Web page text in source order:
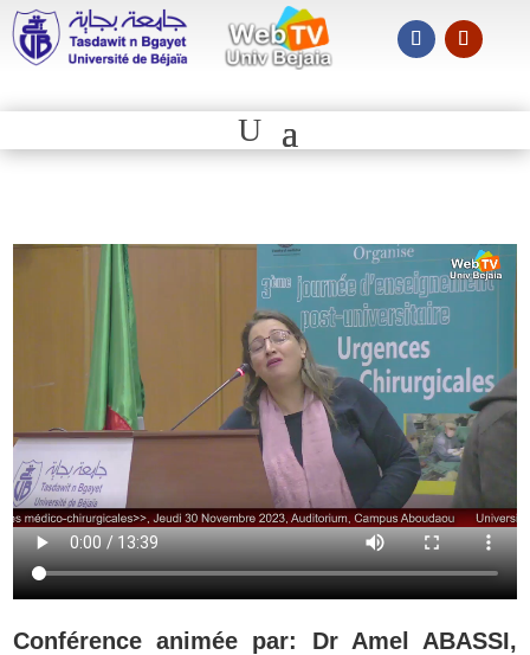
Conférence animée par: Dr Amel ABASSI,